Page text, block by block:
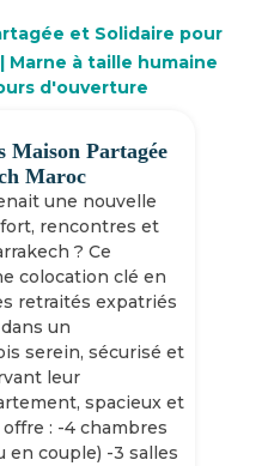
et Solidaire pour
Marne à taille humaine
d'ouverture
Maison Partagée
Maroc
une nouvelle
rencontres et
? Ce
colocation clé en
retraités expatriés
un
serein, sécurisé et
leur
spacieux et
: -4 chambres
en couple) -3 salles